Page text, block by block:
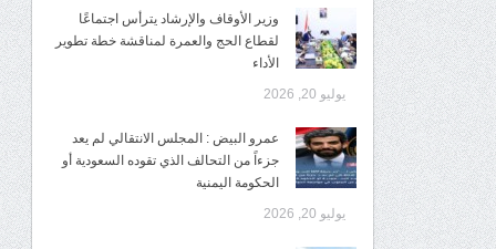
وزير الأوقاف والإرشاد يترأس اجتماعًا
لقطاع الحج والعمرة لمناقشة خطة تطوير
الأداء
يوليو 20, 2026
عمرو البيض : المجلس الانتقالي لم يعد
جزءاً من التحالف الذي تقوده السعودية أو
الحكومة اليمنية
يوليو 20, 2026